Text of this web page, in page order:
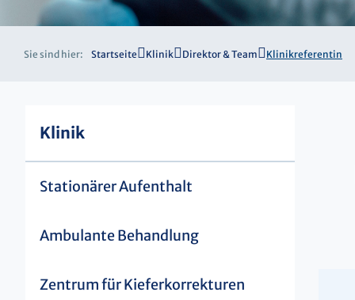
Sie sind hier: Startseite Klinik Direktor & Team Klinikreferentin
Klinik
Stationärer Aufenthalt
Ambulante Behandlung
Zentrum für Kieferkorrekturen